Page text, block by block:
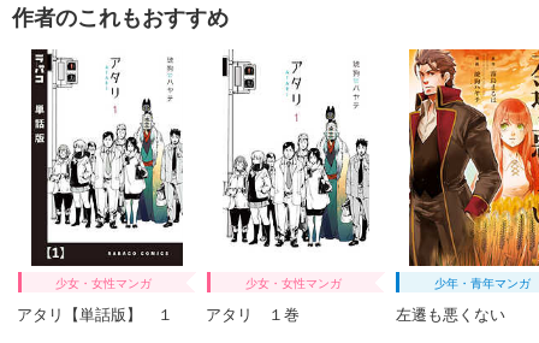
作者のこれもおすすめ
少女・女性マンガ
アタリ【単話版】 １
少女・女性マンガ
アタリ １巻
少年・青年マンガ
左遷も悪くない